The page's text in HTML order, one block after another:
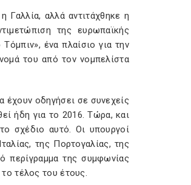
αλλά αντιτάχθηκε η
της ευρωπαϊκής
ένα πλαίσιο για την
του από τον νομπελίστα
έχουν οδηγήσει σε συνεχείς
ήδη για το 2016. Τώρα, και
σχέδιο αυτό. Οι υπουργοί
της Πορτογαλίας, της
περίγραμμα της συμφωνίας
τέλος του έτους.